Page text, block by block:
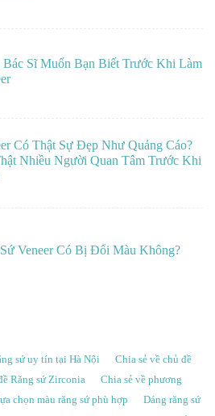
Sĩ Muốn Bạn Biết Trước Khi Làm
Có Thật Sự Đẹp Như Quảng Cáo?
Nhiều Người Quan Tâm Trước Khi
Veneer Có Bị Đổi Màu Không?
sứ uy tín tại Hà Nội
Chia sẻ về chủ đề
Răng sứ Zirconia
Chia sẻ về phương
chọn màu răng sứ phù hợp
Dáng răng sứ